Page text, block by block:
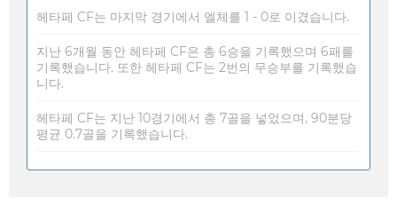
헤타페 CF는 마지막 경기에서 엘체를 1 - 0로 이겼습니다.
지난 6개월 동안 헤타페 CF은 총 6승을 기록했으며 6패를
기록했습니다. 또한 헤타페 CF는 2번의 무승부를 기록했습
니다.
헤타페 CF는 지난 10경기에서 총 7골을 넣었으며, 90분당
평균 0.7골을 기록했습니다.